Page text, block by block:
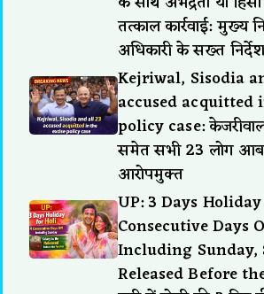
तत्काल कार्रवाई: मुख्य
अधिकारी के सख्त निर्देश
Kejriwal, Sisodia
accused acquitted
policy case:
समेत सभी 23 लोग
आरोपमुक्त
UP: 3 Days
Consecutive Days
Including Sunday,
Released Before